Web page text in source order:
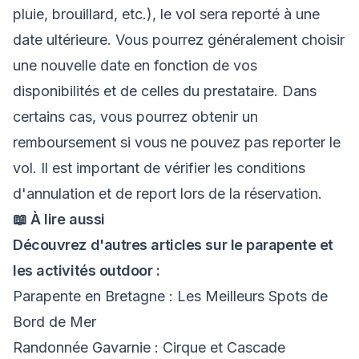
pluie, brouillard, etc.), le vol sera reporté à une
date ultérieure. Vous pourrez généralement choisir
une nouvelle date en fonction de vos
disponibilités et de celles du prestataire. Dans
certains cas, vous pourrez obtenir un
remboursement si vous ne pouvez pas reporter le
vol. Il est important de vérifier les conditions
d'annulation et de report lors de la réservation.
📖 À lire aussi
Découvrez d'autres articles sur le parapente et
les activités outdoor :
Parapente en Bretagne : Les Meilleurs Spots de
Bord de Mer
Randonnée Gavarnie : Cirque et Cascade